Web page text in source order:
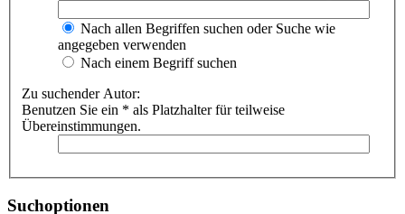
Nach allen Begriffen suchen oder Suche wie
angegeben verwenden
Nach einem Begriff suchen
Zu suchender Autor:
Benutzen Sie ein * als Platzhalter für teilweise
Übereinstimmungen.
Suchoptionen